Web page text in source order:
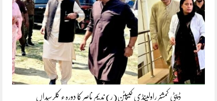
ڈپٹی کمشنر راولپنڈی کیپٹن(ر) ندیم ناصر کا دورہء کلرسیداں